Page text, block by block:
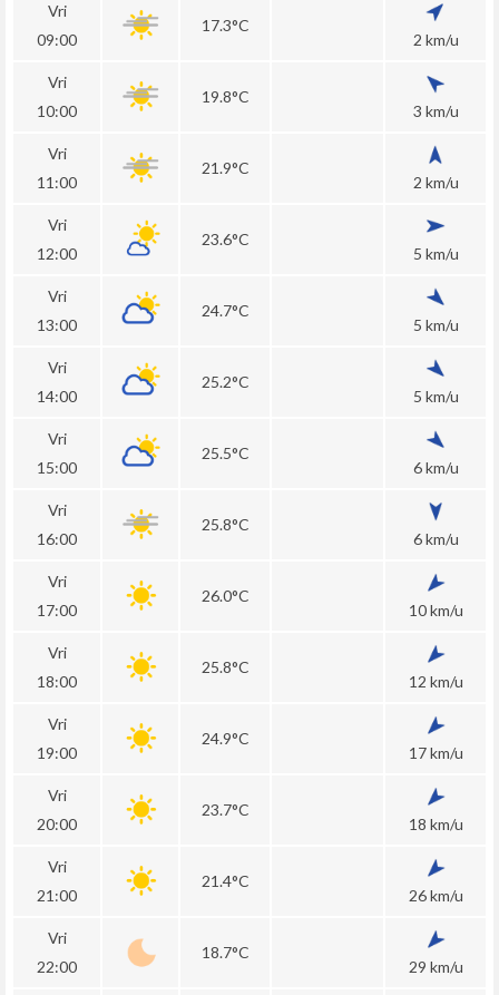
Vri
09:00
17.3°C
2 km/u
Vri
10:00
19.8°C
3 km/u
Vri
11:00
21.9°C
2 km/u
Vri
12:00
23.6°C
5 km/u
Vri
13:00
24.7°C
5 km/u
Vri
14:00
25.2°C
5 km/u
Vri
15:00
25.5°C
6 km/u
Vri
16:00
25.8°C
6 km/u
Vri
17:00
26.0°C
10 km/u
Vri
18:00
25.8°C
12 km/u
Vri
19:00
24.9°C
17 km/u
Vri
20:00
23.7°C
18 km/u
Vri
21:00
21.4°C
26 km/u
Vri
22:00
18.7°C
29 km/u